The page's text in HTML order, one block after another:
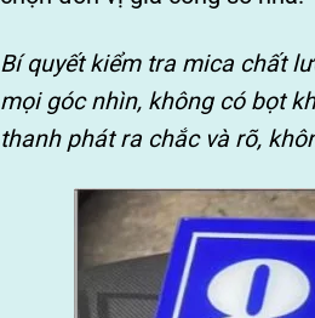
Bí quyết kiểm tra mica chất
mọi góc nhìn, không có bọt
thanh phát ra chắc và rõ,